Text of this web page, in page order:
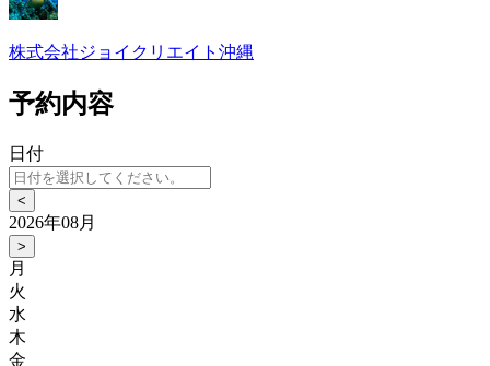
株式会社ジョイクリエイト沖縄
予約内容
日付
<
2026年08月
>
月
火
水
木
金